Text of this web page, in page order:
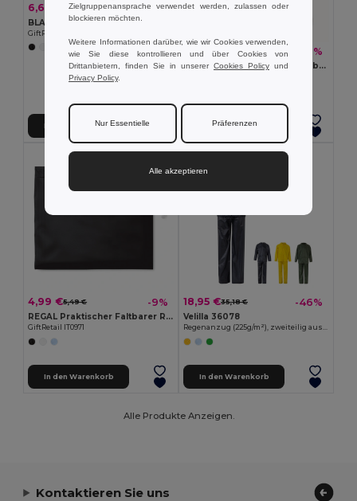
6,68 € 7,50 € -11%
GiftRetail KC5101
In den Warenkorb
1,62 €1,84 € -12%
SPRINKLE PLA Biologisch abbaubarer Poncho
In den Warenkorb
4,99 €5,49 € -9%
REGAL Praktischer Faltbarer Regenmantel mit Kapuze
GiftRetail IT0971
In den Warenkorb
18,95 €35,18 € -46%
Velilla 36078
Regenanzug (225g/m²), zweiteilig aus Polyester (100%) mit PVC-Beschichtung
In den Warenkorb
Alle Produkte Anzeigen.
Kontaktieren Sie uns
Zielgruppenansprache verwendet werden, zulassen oder
blockieren möchten.
Weitere Informationen darüber, wie wir Cookies verwenden,
wie Sie diese kontrollieren und über Cookies von
Drittanbietern, finden Sie in unserer Cookies Policy und
Privacy Policy.
Nur Essentielle Präferenzen
Alle akzeptieren